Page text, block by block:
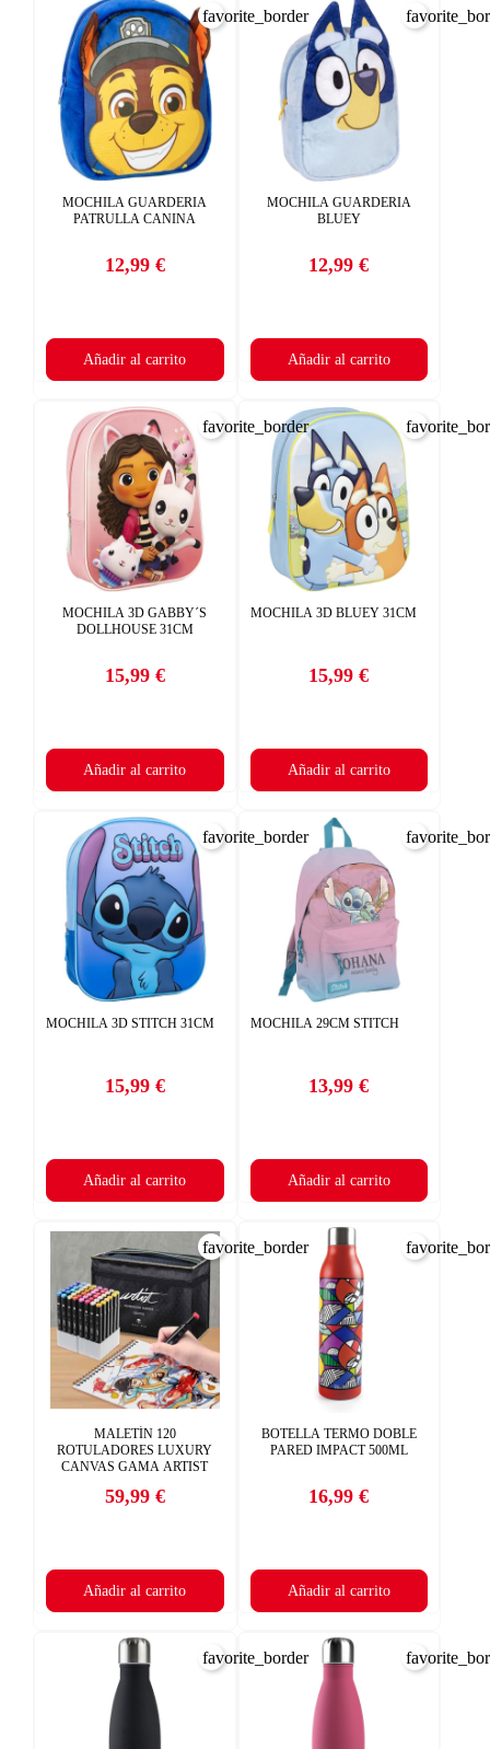
MOCHILA GUARDERIA
PATRULLA CANINA
Precio
12,99 €
Añadir al carrito
favorite_border
MOCHILA GUARDERIA
BLUEY
Precio
12,99 €
Añadir al carrito
MOCHILA 3D GABBY´S
DOLLHOUSE 31CM
Precio
15,99 €
Añadir al carrito
favorite_border
MOCHILA 3D BLUEY 31CM
Precio
15,99 €
Añadir al carrito
MOCHILA 3D STITCH 31CM
Precio
15,99 €
Añadir al carrito
favorite_border
MOCHILA 29CM STITCH
Precio
13,99 €
Añadir al carrito
MALETÍN 120
ROTULADORES LUXURY
CANVAS GAMA ARTIST
Precio
59,99 €
Añadir al carrito
favorite_border
BOTELLA TERMO DOBLE
PARED IMPACT 500ML
Precio
16,99 €
Añadir al carrito
favorite_border
add_circle_outline
CREAR LISTA DE DESEOS
Nombre de la lista de deseos
CREAR LISTA DE DESEOS
((CANCELTEXT))
((DELETETEXT))
CANCELAR
INICIAR SESIÓN